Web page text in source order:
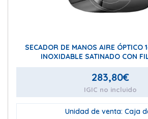
SECADOR DE MANOS AIRE ÓPTICO
INOXIDABLE SATINADO CON
283,80€
IGIC no incluido
Unidad de venta: Caja